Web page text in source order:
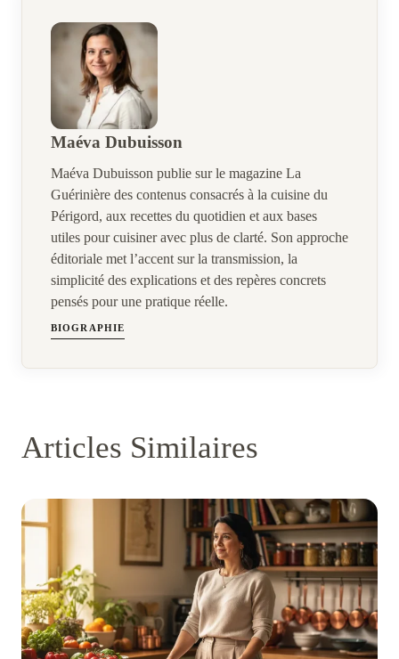
Maéva Dubuisson
Maéva Dubuisson publie sur le magazine La
Guérinière des contenus consacrés à la cuisine du
Périgord, aux recettes du quotidien et aux bases
utiles pour cuisiner avec plus de clarté. Son approche
éditoriale met l’accent sur la transmission, la
simplicité des explications et des repères concrets
pensés pour une pratique réelle.
BIOGRAPHIE
Articles Similaires